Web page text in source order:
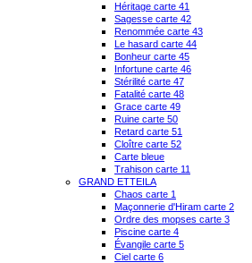
Héritage carte 41
Sagesse carte 42
Renommée carte 43
Le hasard carte 44
Bonheur carte 45
Infortune carte 46
Stérilité carte 47
Fatalité carte 48
Grace carte 49
Ruine carte 50
Retard carte 51
Cloître carte 52
Carte bleue
Trahison carte 11
GRAND ETTEILA
Chaos carte 1
Maçonnerie d'Hiram carte 2
Ordre des mopses carte 3
Piscine carte 4
Évangile carte 5
Ciel carte 6